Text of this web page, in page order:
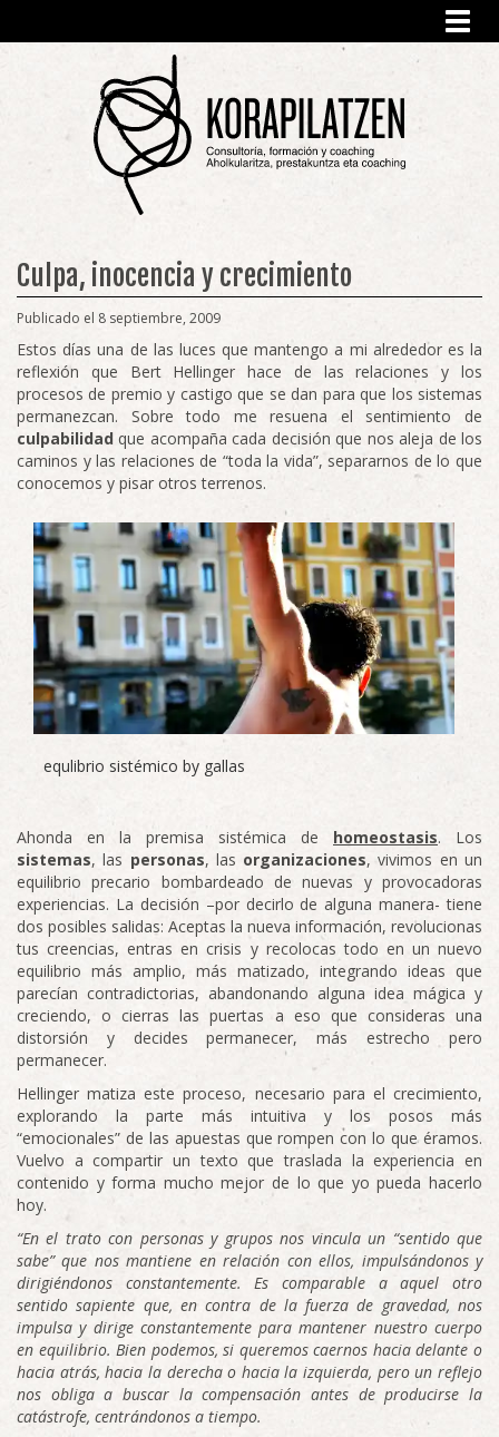
Culpa, inocencia y crecimiento
Publicado el 8 septiembre, 2009
Estos días una de las luces que mantengo a mi alrededor es la
reflexión que Bert Hellinger hace de las relaciones y los
procesos de premio y castigo que se dan para que los sistemas
permanezcan. Sobre todo me resuena el sentimiento de
culpabilidad que acompaña cada decisión que nos aleja de los
caminos y las relaciones de “toda la vida”, separarnos de lo que
conocemos y pisar otros terrenos.
equlibrio sistémico by gallas
Ahonda en la premisa sistémica de homeostasis. Los
sistemas, las personas, las organizaciones, vivimos en un
equilibrio precario bombardeado de nuevas y provocadoras
experiencias. La decisión –por decirlo de alguna manera- tiene
dos posibles salidas: Aceptas la nueva información, revolucionas
tus creencias, entras en crisis y recolocas todo en un nuevo
equilibrio más amplio, más matizado, integrando ideas que
parecían contradictorias, abandonando alguna idea mágica y
creciendo, o cierras las puertas a eso que consideras una
distorsión y decides permanecer, más estrecho pero
permanecer.
Hellinger matiza este proceso, necesario para el crecimiento,
explorando la parte más intuitiva y los posos más
“emocionales” de las apuestas que rompen con lo que éramos.
Vuelvo a compartir un texto que traslada la experiencia en
contenido y forma mucho mejor de lo que yo pueda hacerlo
hoy.
“En el trato con personas y grupos nos vincula un “sentido que
sabe” que nos mantiene en relación con ellos, impulsándonos y
dirigiéndonos constantemente. Es comparable a aquel otro
sentido sapiente que, en contra de la fuerza de gravedad, nos
impulsa y dirige constantemente para mantener nuestro cuerpo
en equilibrio. Bien podemos, si queremos caernos hacia delante o
hacia atrás, hacia la derecha o hacia la izquierda, pero un reflejo
nos obliga a buscar la compensación antes de producirse la
catástrofe, centrándonos a tiempo.